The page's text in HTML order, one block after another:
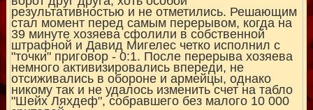
результативностью и не отметились. Решающим
стал момент перед самым перерывом, когда на
39 минуте хозяева сфолили в собственной
штрафной и Давид Мигелес четко исполнил с
"точки" приговор - 0:1. После перерыва хозяева
немного активизировались впереди, не
отсиживались в обороне и армейцы, однако
никому так и не удалось изменить счет на табло
"Шейх Ляхдеф", собравшего без малого 10 000